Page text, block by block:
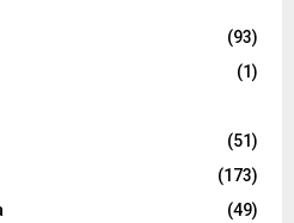
(93)
(1)
(51)
(173)
(49)